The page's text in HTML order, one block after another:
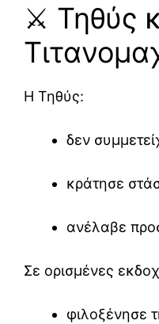
⚔️ Τηθύς
Η Τηθύς:
δεν
κράτησε
ανέλαβε
Σε ορισμένες
φιλοξένησε